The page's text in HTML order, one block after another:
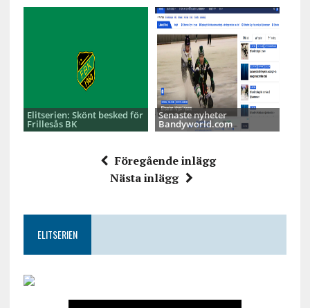
Elitserien: Skönt besked för
Frillesås BK
Senaste nyheter
Bandyworld.com
Föregående inlägg
Nästa inlägg
ELITSERIEN